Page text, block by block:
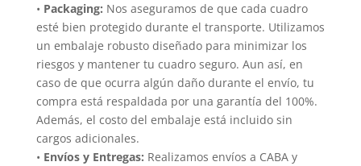
• Packaging: Nos aseguramos de que cada cuadro
esté bien protegido durante el transporte. Utilizamos
un embalaje robusto diseñado para minimizar los
riesgos y mantener tu cuadro seguro. Aun así, en
caso de que ocurra algún daño durante el envío, tu
compra está respaldada por una garantía del 100%.
Además, el costo del embalaje está incluido sin
cargos adicionales.
• Envíos y Entregas: Realizamos envíos a CABA y